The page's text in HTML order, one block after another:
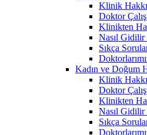
Klinik
Doktor
Klinikten
Nasıl Gidilir
Sıkça
Kadın ve Doğum
Klinik
Doktor
Klinikten
Nasıl Gidilir
Sıkça